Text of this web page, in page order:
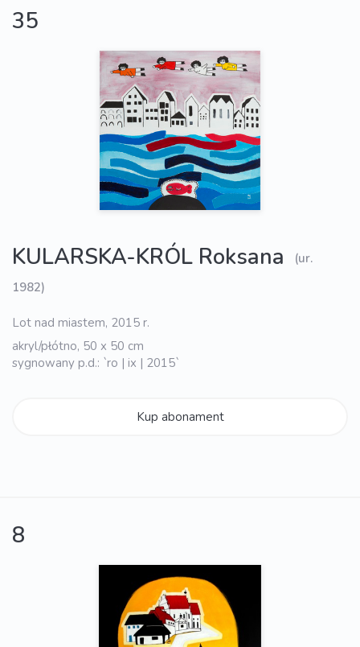
35
KULARSKA-KRÓL Roksana
(ur.
1982)
Lot nad miastem, 2015 r.
akryl/płótno, 50 x 50 cm
sygnowany p.d.: `ro | ix | 2015`
Kup abonament
8